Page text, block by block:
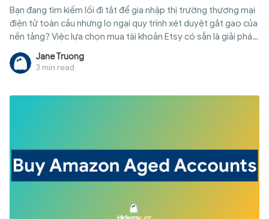
Bạn đang tìm kiếm lối đi tắt để gia nhập thị trường thương mại
điện tử toàn cầu nhưng lo ngại quy trình xét duyệt gắt gao của
nền tảng? Việc lựa chọn mua tài khoản Etsy có sẵn là giải pháp
giúp tối ưu thời gian và tận dụng lợi thế về độ tin cậy của
những gian hàng cổ. Tuy nhiên, để số tiền đầu tư không bị lãng
phí do các đợt quét của hệ thống, người mua cần nắm vững kỹ
Jane Truong
3 min read